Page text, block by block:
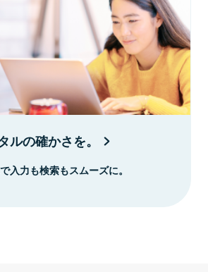
ルの確かさを。
入力も検索もスムーズに。